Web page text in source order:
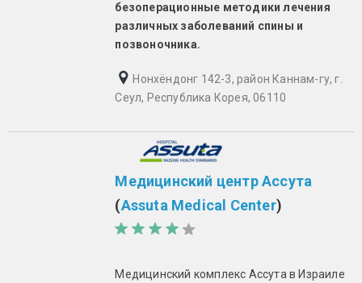
безоперационные методики лечения
различных заболеваний спины и
позвоночника.
Нонхёндонг 142-3, район Каннам-гу, г.
Сеул, Республика Корея, 06110
Медицинский центр Ассута
(Assuta Medical Center)
Медицинский комплекс Ассута в Израиле